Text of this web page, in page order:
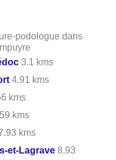
podologue dans
3.1 kms
4.91 kms
kms
kms
kms
et-Lagrave 8.93